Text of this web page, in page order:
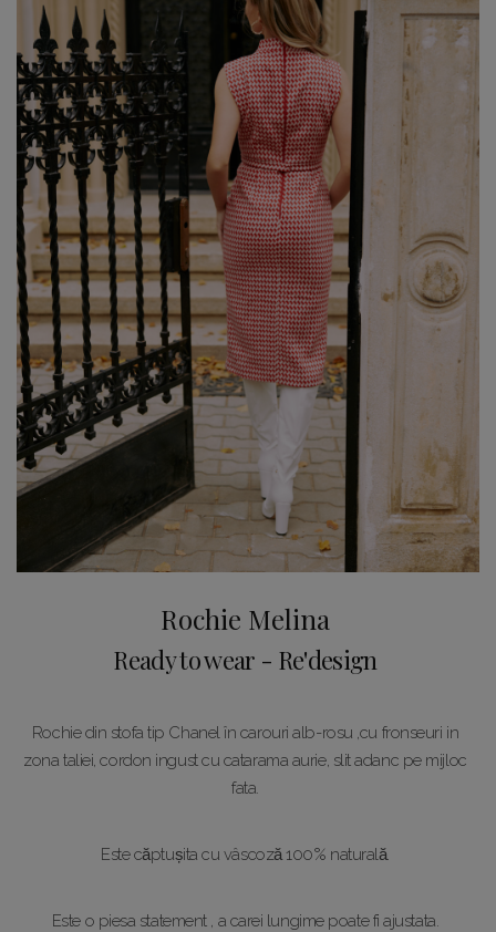
Rochie Melina
Ready to wear - Re'design
Rochie din stofa tip Chanel în carouri alb-rosu ,cu fronseuri in
zona taliei, cordon ingust cu catarama aurie, slit adanc pe mijloc
fata.
Este căptușita cu vâscoză 100% naturală.
Este o piesa statement , a carei lungime poate fi ajustata.